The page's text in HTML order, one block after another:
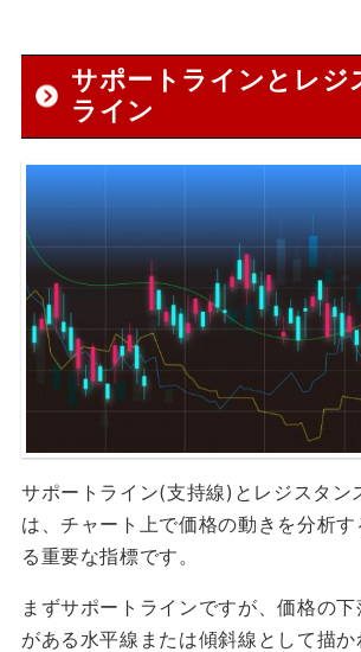
サポートラインとレジ
ライン
サポートライン(支持線)とレジスタン
は、チャート上で価格の動きを分析
る重要な指標です。
まずサポートラインですが、価格の
がある水平線または傾斜線として描